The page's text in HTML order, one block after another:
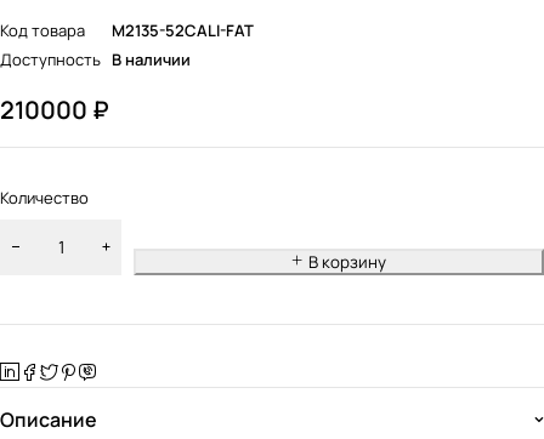
Код товара
M2135-52CALI-FAT
Доступность В наличии
210000 ₽
Количество
В корзину
Описание